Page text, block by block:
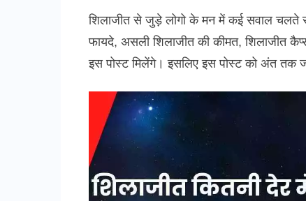
शिलाजीत से जुड़े लोगो के मन में कई सवाल चलते
फायदे, असली शिलाजीत की कीमत, शिलाजीत
इस पोस्ट मिलेंगे। इसलिए इस पोस्ट को अंत तक